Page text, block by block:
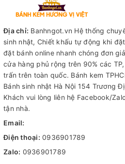
Địa chỉ: Banhngot.vn Hệ thống
sinh nhật, Chiết khấu tự động khi
đặt bánh online nhanh chóng đơn
cửa hàng phủ rộng trên 90% các
trấn trên toàn quốc. Bánh kem
Bánh sinh nhật Hà Nội 154 Trương
Khách vui lòng liên hệ Facebook/
tận nhà.
Email:
Điện thoại: 0936901789
Zalo: 0936901789